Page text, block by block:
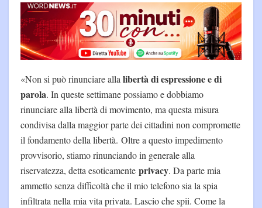
«Non si può rinunciare alla libertà di espressione e di
parola. In queste settimane possiamo e dobbiamo
rinunciare alla libertà di movimento, ma questa misura
condivisa dalla maggior parte dei cittadini non compromette
il fondamento della libertà. Oltre a questo impedimento
provvisorio, stiamo rinunciando in generale alla
riservatezza, detta esoticamente privacy. Da parte mia
ammetto senza difficoltà che il mio telefono sia la spia
infiltrata nella mia vita privata. Lascio che spii. Come la